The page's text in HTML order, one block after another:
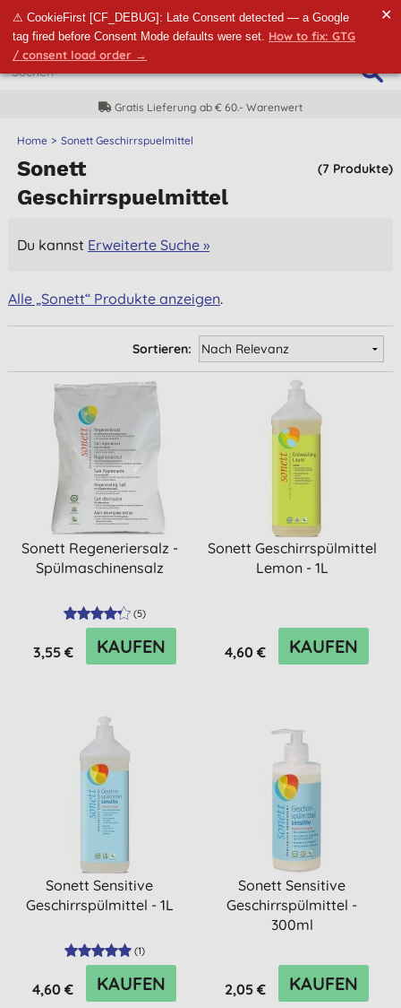
⚠ CookieFirst [CF_DEBUG]: Late Consent detected — a Google
tag fired before Consent Mode defaults were set. How to fix: GTG
/ consent load order →
✕
Gratis Lieferung ab € 60.- Warenwert
Home Sonett Geschirrspuelmittel
(7 Produkte)
Sonett
Geschirrspuelmittel
Du kannst Erweiterte Suche »
Alle „Sonett“ Produkte anzeigen.
Sortieren:
Sonett Regeneriersalz -
Spülmaschinensalz
(5)
3,55 € KAUFEN
Sonett Geschirrspülmittel
Lemon - 1L
4,60 € KAUFEN
Sonett Sensitive
Geschirrspülmittel - 1L
(1)
4,60 € KAUFEN
Sonett Sensitive
Geschirrspülmittel -
300ml
2,05 € KAUFEN